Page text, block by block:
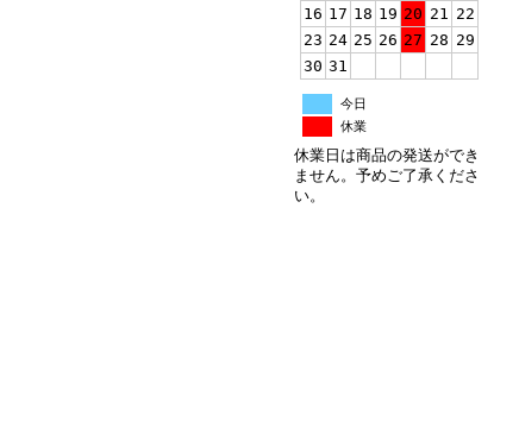
16 17 18 19 20 21 22
23 24 25 26 27 28 29
30 31
今日
休業
休業日は商品の発送ができ
ません。予めご了承くださ
い。